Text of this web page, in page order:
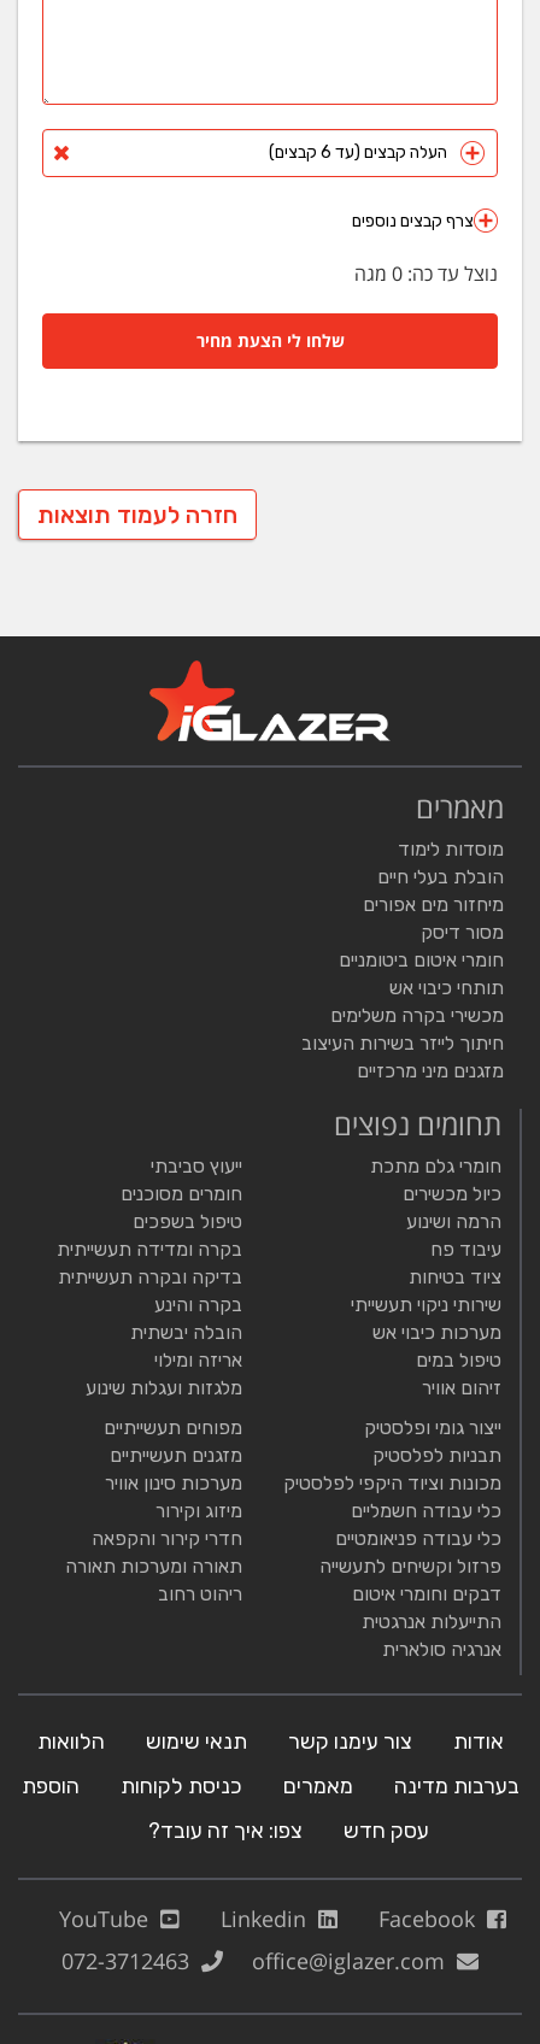
העלה קבצים (עד 6 קבצים)
צרף קבצים נוספים
נוצל עד כה: 0 מגה
שלחו לי הצעת מחיר
חזרה לעמוד תוצאות
מאמרים
מוסדות לימוד
הובלת בעלי חיים
מיחזור מים אפורים
מסור דיסק
חומרי איטום ביטומניים
תותחי כיבוי אש
מכשירי בקרה משלימים
חיתוך לייזר בשירות העיצוב
מזגנים מיני מרכזיים
תחומים נפוצים
חומרי גלם מתכת
כיול מכשירים
הרמה ושינוע
עיבוד פח
ציוד בטיחות
שירותי ניקוי תעשייתי
מערכות כיבוי אש
טיפול במים
זיהום אוויר
ייעוץ סביבתי
חומרים מסוכנים
טיפול בשפכים
בקרה ומדידה תעשייתית
בדיקה ובקרה תעשייתית
בקרה והינע
הובלה יבשתית
אריזה ומילוי
מלגזות ועגלות שינוע
ייצור גומי ופלסטיק
תבניות לפלסטיק
מכונות וציוד היקפי לפלסטיק
כלי עבודה חשמליים
כלי עבודה פניאומטיים
פרזול וקשיחים לתעשייה
דבקים וחומרי איטום
התייעלות אנרגטית
אנרגיה סולארית
מפוחים תעשייתיים
מזגנים תעשייתיים
מערכות סינון אוויר
מיזוג וקירור
חדרי קירור והקפאה
תאורה ומערכות תאורה
ריהוט רחוב
אודות צור עימנו קשר תנאי שימוש
הלוואות
בערבות מדינה
מאמרים כניסת לקוחות
הוספת
עסק חדש
צפו: איך זה עובד?
Facebook